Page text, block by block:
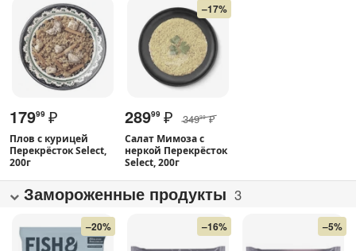
17999 ₽
Плов с курицей
Перекрёсток Select,
200г
–17%
28999 ₽ 34999 ₽
Салат Мимоза с
неркой Перекрёсток
Select, 200г
Замороженные продукты 3
–20% –16% –5%